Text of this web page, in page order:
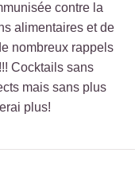
contre la
alimentaires et de
nombreux rappels
Cocktails sans
mais sans plus
plus!